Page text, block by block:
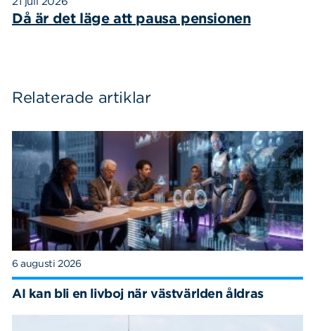
Då är det läge att pausa pensionen
Relaterade artiklar
6 augusti 2026
AI kan bli en livboj när västvärlden åldras